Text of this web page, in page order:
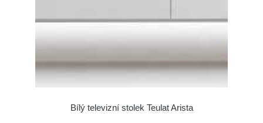
Bílý televizní stolek Teulat Arista